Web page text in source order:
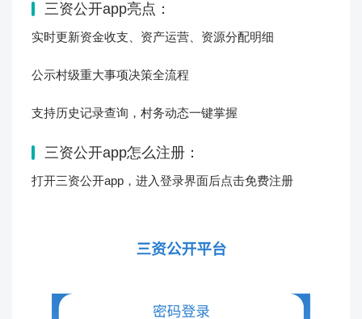
三资公开app亮点：
实时更新资金收支、资产运营、资源分配明细
公示村级重大事项决策全流程
支持历史记录查询，村务动态一键掌握
三资公开app怎么注册：
打开三资公开app，进入登录界面后点击免费注册